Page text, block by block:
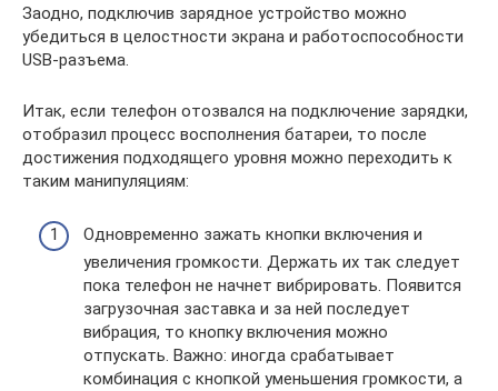
Заодно, подключив зарядное устройство можно
убедиться в целостности экрана и работоспособности
USB-разъема.
Итак, если телефон отозвался на подключение зарядки,
отобразил процесс восполнения батареи, то после
достижения подходящего уровня можно переходить к
таким манипуляциям:
Одновременно зажать кнопки включения и
увеличения громкости. Держать их так следует
пока телефон не начнет вибрировать. Появится
загрузочная заставка и за ней последует
вибрация, то кнопку включения можно
отпускать. Важно: иногда срабатывает
комбинация с кнопкой уменьшения громкости, а